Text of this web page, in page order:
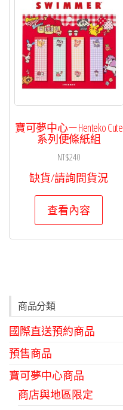
寶可夢中心－Henteko Cute
系列便條紙組
NT$240
缺貨/請詢問貨況
查看內容
商品分類
國際直送預約商品
預售商品
寶可夢中心商品
商店與地區限定